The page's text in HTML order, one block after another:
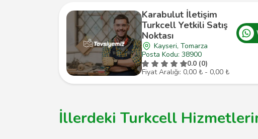
Karabulut İletişim
Turkcell Yetkili Satış
Noktası
Kayseri, Tomarza
Posta Kodu: 38900
0.0 (0)
Fiyat Aralığı: 0,00 ₺ - 0,00 ₺
İllerdeki Turkcell